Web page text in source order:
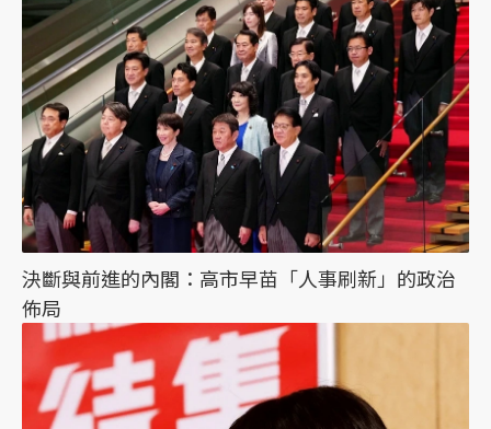
決斷與前進的內閣：高市早苗「人事刷新」的政治
佈局